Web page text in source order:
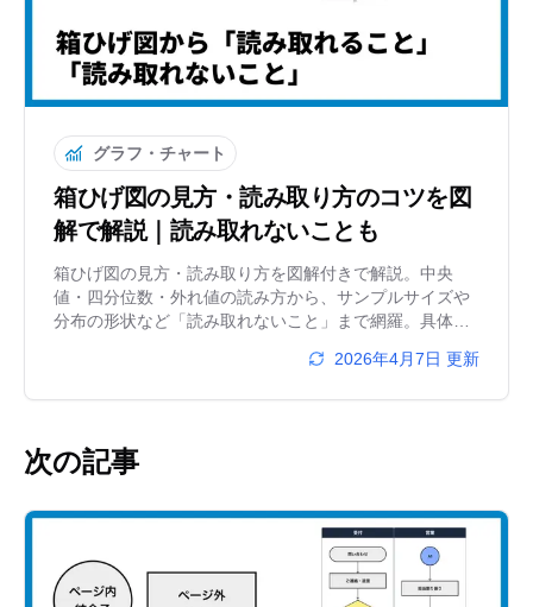
グラフ・チャート
箱ひげ図の見方・読み取り方のコツを図
解で解説｜読み取れないことも
箱ひげ図の見方・読み取り方を図解付きで解説。中央
値・四分位数・外れ値の読み方から、サンプルサイズや
分布の形状など「読み取れないこと」まで網羅。具体的
2026年4月7日 更新
次の記事